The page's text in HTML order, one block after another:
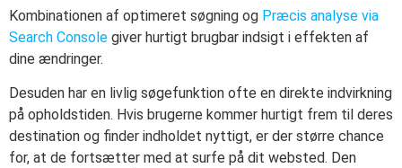
Kombinationen af optimeret søgning og Præcis analyse via
Search Console giver hurtigt brugbar indsigt i effekten af
dine ændringer.
Desuden har en livlig søgefunktion ofte en direkte indvirkning
på opholdstiden. Hvis brugerne kommer hurtigt frem til deres
destination og finder indholdet nyttigt, er der større chance
for, at de fortsætter med at surfe på dit websted. Den